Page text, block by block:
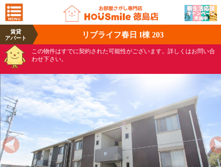
賃貸
アパート
リブライフ春日 I棟 203
この物件はすでに契約された可能性がございます。詳しくはお問い合
わせ下さい。